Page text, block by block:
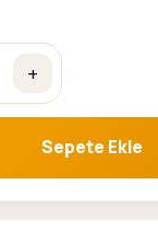
Boyama Seti adet
+
Sepete Ekle